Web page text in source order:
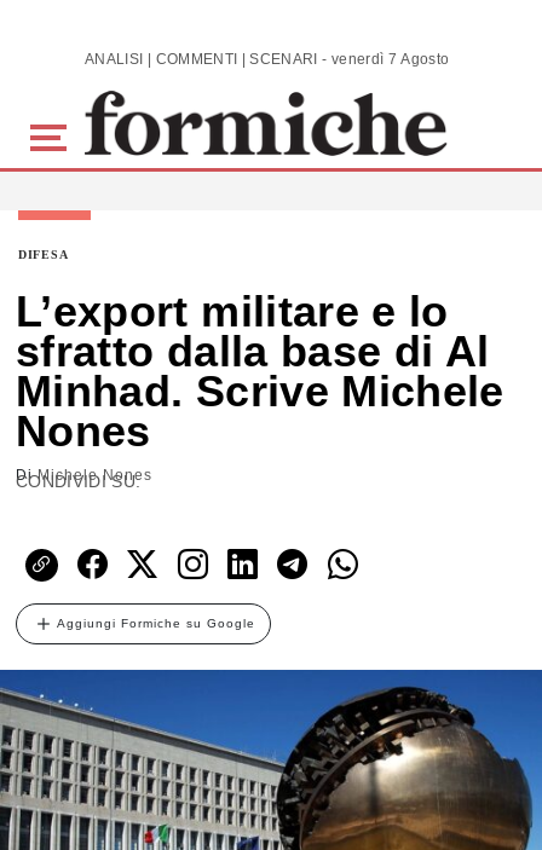
Skip to main content ANALISI | COMMENTI | SCENARI - venerdì 7 Agosto 2026
DIFESA
L’export militare e lo
sfratto dalla base di Al
Minhad. Scrive Michele
Nones
DiMichele Nones
CONDIVIDI SU:
Aggiungi Formiche su Google